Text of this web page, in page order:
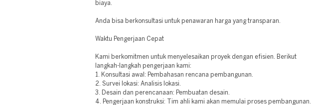
biaya.
Anda bisa berkonsultasi untuk penawaran harga yang transparan.
Waktu Pengerjaan Cepat
Kami berkomitmen untuk menyelesaikan proyek dengan efisien. Berikut
langkah-langkah pengerjaan kami:
1. Konsultasi awal: Pembahasan rencana pembangunan.
2. Survei lokasi: Analisis lokasi.
3. Desain dan perencanaan: Pembuatan desain.
4. Pengerjaan konstruksi: Tim ahli kami akan memulai proses pembangunan.